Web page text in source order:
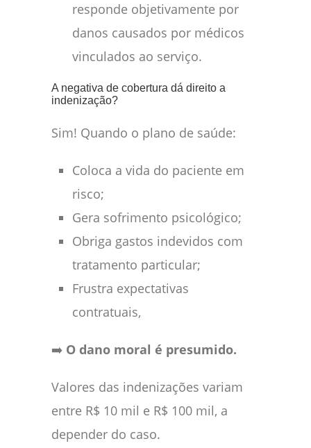
responde objetivamente por
danos causados por médicos
vinculados ao serviço.
A negativa de cobertura dá direito a
indenização?
Sim! Quando o plano de saúde:
Coloca a vida do paciente em
risco;
Gera sofrimento psicológico;
Obriga gastos indevidos com
tratamento particular;
Frustra expectativas
contratuais,
➡️ O dano moral é presumido.
Valores das indenizações variam
entre R$ 10 mil e R$ 100 mil, a
depender do caso.